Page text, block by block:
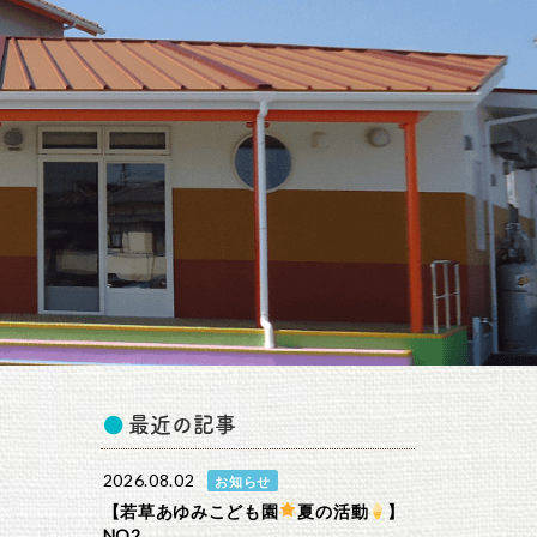
最近の記事
2026.08.02 お知らせ
【若草あゆみこども園 夏の活動
】